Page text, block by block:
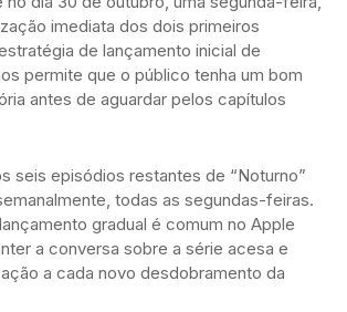
imediata dos dois primeiros
de lançamento inicial de
permite que o público tenha um bom
antes de aguardar pelos capítulos
seis episódios restantes de “Noturno”
todas as segundas-feiras.
gradual é comum no Apple
a conversa sobre a série acesa e
a cada novo desdobramento da